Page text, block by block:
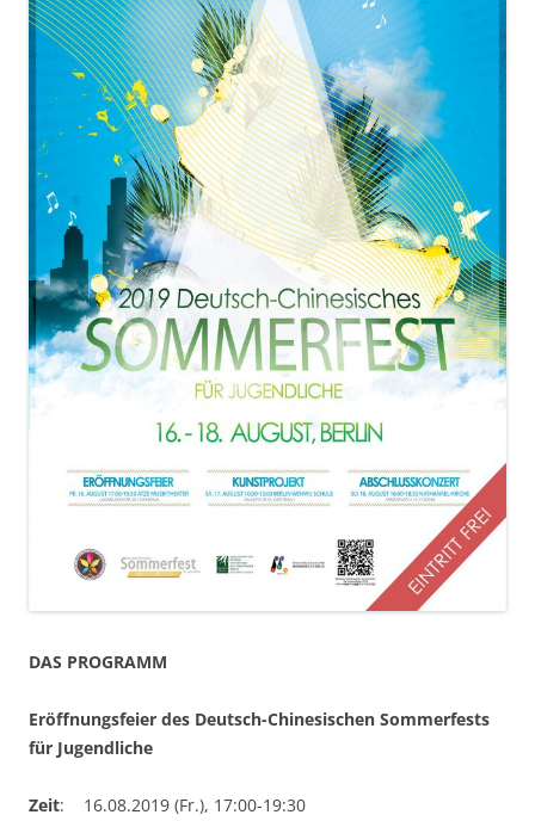
DAS PROGRAMM
Eröffnungsfeier des Deutsch-Chinesischen Sommerfests
für Jugendliche
Zeit: 16.08.2019 (Fr.), 17:00-19:30